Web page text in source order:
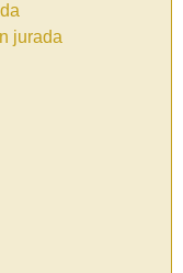
jurada